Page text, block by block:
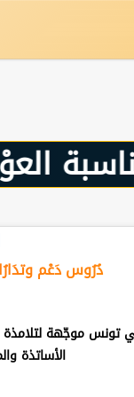
【𝟒𝟏%💎】
دُرُوس دَعْم
تونس موجّهة
الأساتذة